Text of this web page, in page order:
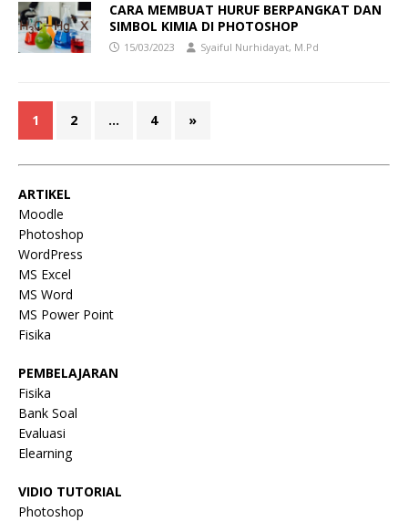
CARA MEMBUAT HURUF BERPANGKAT DAN
SIMBOL KIMIA DI PHOTOSHOP
15/03/2023 Syaiful Nurhidayat, M.Pd
1 2 … 4 »
ARTIKEL
Moodle
Photoshop
WordPress
MS Excel
MS Word
MS Power Point
Fisika
PEMBELAJARAN
Fisika
Bank Soal
Evaluasi
Elearning
VIDIO TUTORIAL
Photoshop